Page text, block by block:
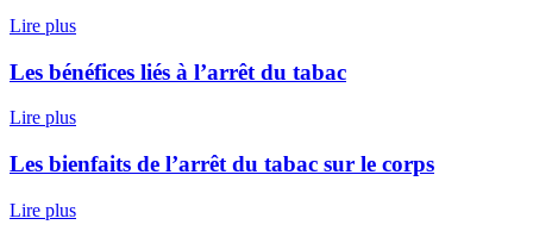
Lire plus
Les bénéfices liés à l’arrêt du tabac
Lire plus
Les bienfaits de l’arrêt du tabac sur le corps
Lire plus